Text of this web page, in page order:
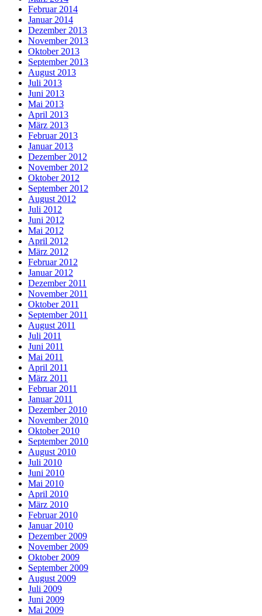
Februar 2014
Januar 2014
Dezember 2013
November 2013
Oktober 2013
September 2013
August 2013
Juli 2013
Juni 2013
Mai 2013
April 2013
März 2013
Februar 2013
Januar 2013
Dezember 2012
November 2012
Oktober 2012
September 2012
August 2012
Juli 2012
Juni 2012
Mai 2012
April 2012
März 2012
Februar 2012
Januar 2012
Dezember 2011
November 2011
Oktober 2011
September 2011
August 2011
Juli 2011
Juni 2011
Mai 2011
April 2011
März 2011
Februar 2011
Januar 2011
Dezember 2010
November 2010
Oktober 2010
September 2010
August 2010
Juli 2010
Juni 2010
Mai 2010
April 2010
März 2010
Februar 2010
Januar 2010
Dezember 2009
November 2009
Oktober 2009
September 2009
August 2009
Juli 2009
Juni 2009
Mai 2009